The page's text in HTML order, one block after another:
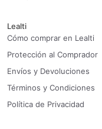
Lealti
Cómo comprar en Lealti
Protección al Comprador
Envíos y Devoluciones
Términos y Condiciones
Política de Privacidad